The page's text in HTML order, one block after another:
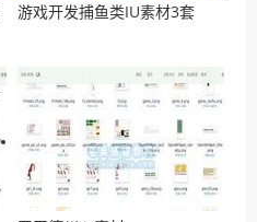
游戏开发捕鱼类IU素材3套